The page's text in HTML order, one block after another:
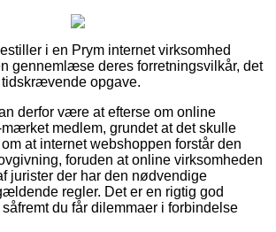
i en Prym internet virksomhed
gennemlæse deres forretningsvilkår, det
opgave.
derfor være at efterse om online
medlem, grundet at det skulle
at internet webshoppen forstår den
foruden at online virksomheden
jurister der har den nødvendige
regler. Det er en rigtig god
du får dilemmaer i forbindelse